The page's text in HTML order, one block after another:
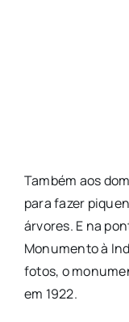
Também aos
para fazer
árvores. E na
Monumento à
fotos, o
em 1922.